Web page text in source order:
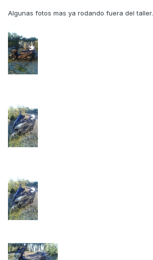
Algunas fotos mas ya rodando fuera del taller.